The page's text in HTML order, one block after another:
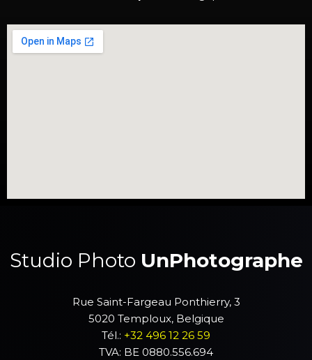
Studio Photo UnPhotographe
Rue Saint-Fargeau Ponthierry, 3
5020 Temploux, Belgique
Tél.: +32 496 12 26 59
TVA: BE 0880.556.694